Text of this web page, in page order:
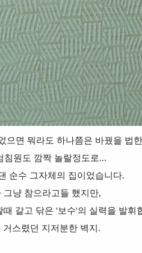
으면 뭐라도 하나쯤은 바꿨을 법한
침원도 깜짝 놀랄정도로...
순수 그자체의 집이었습니다.
그냥 참으라고들 했지만,
갈고 닦은 '보수'의 실력을 발휘
거스렸던 지저분한 벽지.